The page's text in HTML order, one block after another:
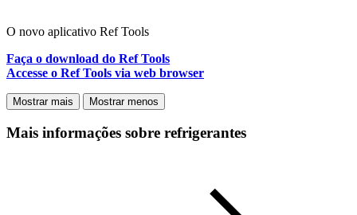
O novo aplicativo Ref Tools
Faça o download do Ref Tools
Accesse o Ref Tools via web browser
Mostrar mais Mostrar menos
Mais informações sobre refrigerantes